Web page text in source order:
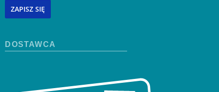
ZAPISZ SIĘ
DOSTAWCA